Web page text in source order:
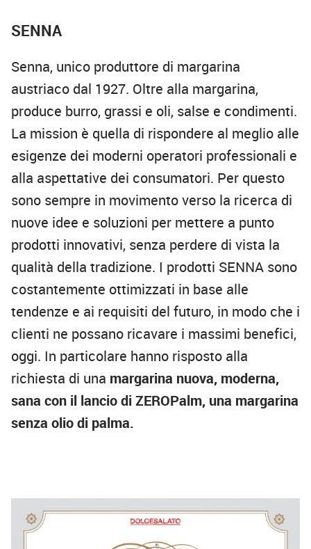
SENNA
Senna, unico produttore di margarina
austriaco dal 1927. Oltre alla margarina,
produce burro, grassi e oli, salse e condimenti.
La mission è quella di rispondere al meglio alle
esigenze dei moderni operatori professionali e
alla aspettative dei consumatori. Per questo
sono sempre in movimento verso la ricerca di
nuove idee e soluzioni per mettere a punto
prodotti innovativi, senza perdere di vista la
qualità della tradizione. I prodotti SENNA sono
costantemente ottimizzati in base alle
tendenze e ai requisiti del futuro, in modo che i
clienti ne possano ricavare i massimi benefici,
oggi. In particolare hanno risposto alla
richiesta di una margarina nuova, moderna,
sana con il lancio di ZEROPalm, una margarina
senza olio di palma.